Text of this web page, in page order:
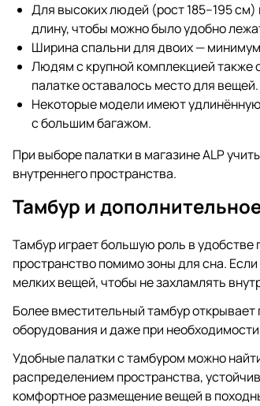
Для высоких людей (рост 185–195
длину, чтобы можно было удобно
Ширина спальни для двоих — минимум
Людям с крупной комплекцией также
палатке оставалось место для вещей.
Некоторые модели имеют
с большим багажом.
При выборе палатки в магазине ALP
внутреннего пространства.
Тамбур и
Тамбур играет большую роль в удобстве
пространство помимо зоны для сна.
мелких вещей, чтобы не захламлять
Более вместительный тамбур
оборудования и даже при
Удобные палатки с тамбуром можно
распределением пространства,
комфортное размещение вещей в